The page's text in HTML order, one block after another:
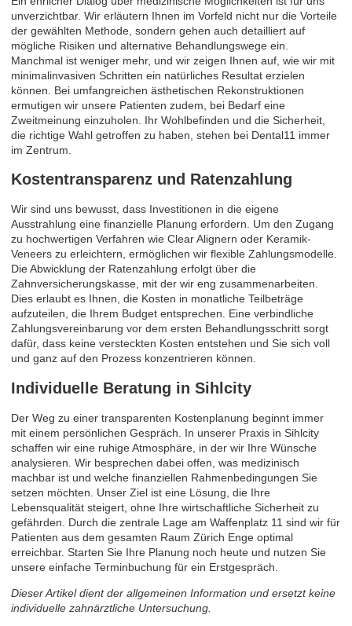
unverzichtbar. Wir erläutern Ihnen im Vorfeld nicht nur die Vorteile
der gewählten Methode, sondern gehen auch detailliert auf
mögliche Risiken und alternative Behandlungswege ein.
Manchmal ist weniger mehr, und wir zeigen Ihnen auf, wie wir mit
minimalinvasiven Schritten ein natürliches Resultat erzielen
können. Bei umfangreichen ästhetischen Rekonstruktionen
ermutigen wir unsere Patienten zudem, bei Bedarf eine
Zweitmeinung einzuholen. Ihr Wohlbefinden und die Sicherheit,
die richtige Wahl getroffen zu haben, stehen bei Dental11 immer
im Zentrum.
Kostentransparenz und Ratenzahlung
Wir sind uns bewusst, dass Investitionen in die eigene
Ausstrahlung eine finanzielle Planung erfordern. Um den Zugang
zu hochwertigen Verfahren wie Clear Alignern oder Keramik-
Veneers zu erleichtern, ermöglichen wir flexible Zahlungsmodelle.
Die Abwicklung der Ratenzahlung erfolgt über die
Zahnversicherungskasse, mit der wir eng zusammenarbeiten.
Dies erlaubt es Ihnen, die Kosten in monatliche Teilbeträge
aufzuteilen, die Ihrem Budget entsprechen. Eine verbindliche
Zahlungsvereinbarung vor dem ersten Behandlungsschritt sorgt
dafür, dass keine versteckten Kosten entstehen und Sie sich voll
und ganz auf den Prozess konzentrieren können.
Individuelle Beratung in Sihlcity
Der Weg zu einer transparenten Kostenplanung beginnt immer
mit einem persönlichen Gespräch. In unserer Praxis in Sihlcity
schaffen wir eine ruhige Atmosphäre, in der wir Ihre Wünsche
analysieren. Wir besprechen dabei offen, was medizinisch
machbar ist und welche finanziellen Rahmenbedingungen Sie
setzen möchten. Unser Ziel ist eine Lösung, die Ihre
Lebensqualität steigert, ohne Ihre wirtschaftliche Sicherheit zu
gefährden. Durch die zentrale Lage am Waffenplatz 11 sind wir für
Patienten aus dem gesamten Raum Zürich Enge optimal
erreichbar. Starten Sie Ihre Planung noch heute und nutzen Sie
unsere einfache Terminbuchung für ein Erstgespräch.
Dieser Artikel dient der allgemeinen Information und ersetzt keine
individuelle zahnärztliche Untersuchung.